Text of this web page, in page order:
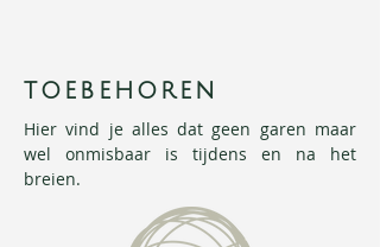
toebehoren
Hier vind je alles dat geen garen maar
wel onmisbaar is tijdens en na het
breien.